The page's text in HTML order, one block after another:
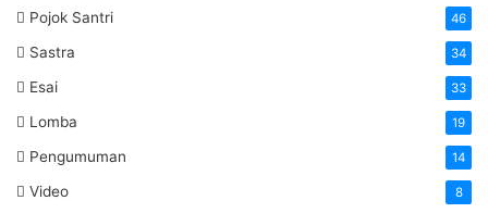
Pojok Santri 46
Sastra 34
Esai 33
Lomba 19
Pengumuman 14
Video 8